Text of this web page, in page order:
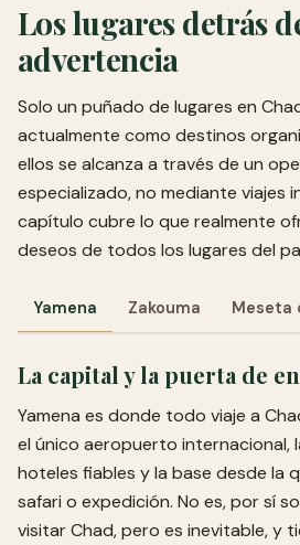
Los lugares detrás
advertencia
Solo un puñado de lugares en
actualmente como destinos
ellos se alcanza a través de un
especializado, no mediante viajes
capítulo cubre lo que realmente
deseos de todos los lugares del
Yamena Zakouma Meseta
La capital y la puerta de
Yamena es donde todo viaje a
el único aeropuerto internacional,
hoteles fiables y la base desde la
safari o expedición. No es, por sí
visitar Chad, pero es inevitable, y